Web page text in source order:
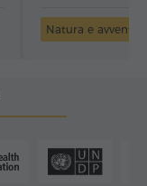
Natura e